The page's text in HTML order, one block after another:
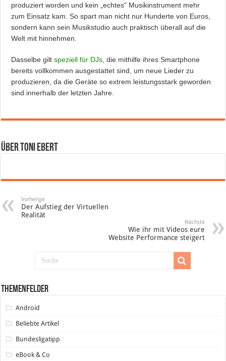
produziert worden und kein „echtes“ Musikinstrument mehr
zum Einsatz kam. So spart man nicht nur Hunderte von Euros,
sondern kann sein Musikstudio auch praktisch überall auf die
Welt mit hinnehmen.
Dasselbe giltspeziell für DJs , die mithilfe ihres Smartphone
bereits vollkommen ausgestattet sind, um neue Lieder zu
produzieren, da die Geräte so extrem leistungsstark geworden
sind innerhalb der letzten Jahre.
Über Toni Ebert
Vorherige
Der Aufstieg der Virtuellen
Realität
Nächste
Wie ihr mit Videos eure
Website Performance steigert
Themenfelder
Android
Beliebte Artikel
Bundesligatipp
eBook & Co